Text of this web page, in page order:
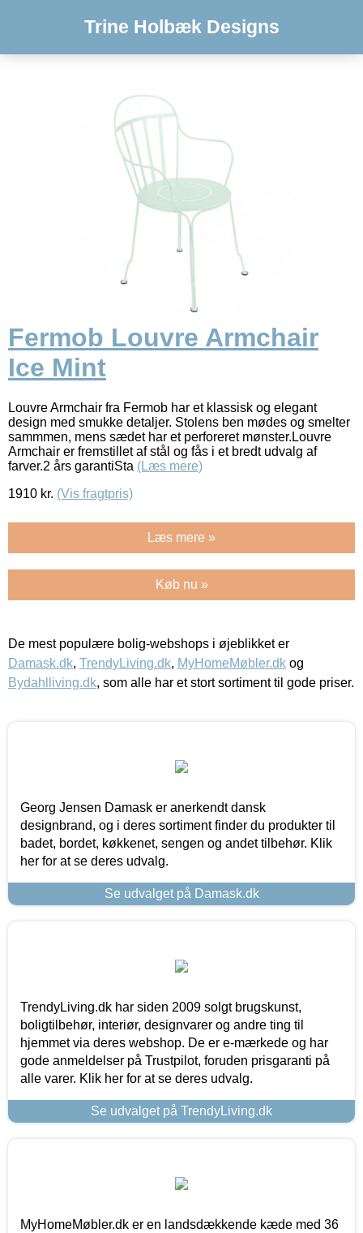
Trine Holbæk Designs
Fermob Louvre Armchair
Ice Mint
Louvre Armchair fra Fermob har et klassisk og elegant
design med smukke detaljer. Stolens ben mødes og smelter
sammmen, mens sædet har et perforeret mønster.Louvre
Armchair er fremstillet af stål og fås i et bredt udvalg af
farver.2 års garantiSta (Læs mere)
1910 kr. (Vis fragtpris)
Læs mere »
Køb nu »
De mest populære bolig-webshops i øjeblikket er
Damask.dk, TrendyLiving.dk, MyHomeMøbler.dk og
Bydahlliving.dk, som alle har et stort sortiment til gode priser.
Georg Jensen Damask er anerkendt dansk
designbrand, og i deres sortiment finder du produkter til
badet, bordet, køkkenet, sengen og andet tilbehør. Klik
her for at se deres udvalg.
Se udvalget på Damask.dk
TrendyLiving.dk har siden 2009 solgt brugskunst,
boligtilbehør, interiør, designvarer og andre ting til
hjemmet via deres webshop. De er e-mærkede og har
gode anmeldelser på Trustpilot, foruden prisgaranti på
alle varer. Klik her for at se deres udvalg.
Se udvalget på TrendyLiving.dk
MyHomeMøbler.dk er en landsdækkende kæde med 36